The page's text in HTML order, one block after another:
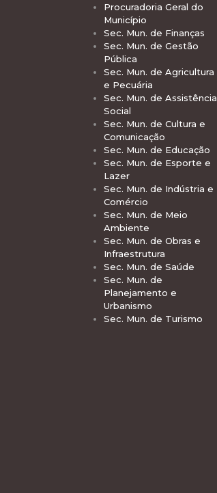
Procuradoria Geral do
Município
Sec. Mun. de Finanças
Sec. Mun. de Gestão
Pública
Sec. Mun. de Agricultura
e Pecuária
Sec. Mun. de Assistência
Social
Sec. Mun. de Cultura e
Comunicação
Sec. Mun. de Educação
Sec. Mun. de Esporte e
Lazer
Sec. Mun. de Indústria e
Comércio
Sec. Mun. de Meio
Ambiente
Sec. Mun. de Obras e
Infraestrutura
Sec. Mun. de Saúde
Sec. Mun. de
Planejamento e
Urbanismo
Sec. Mun. de Turismo